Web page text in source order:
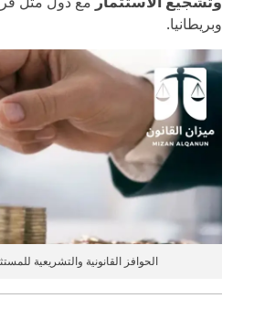
وبريطانيا.
الحوافز القانونية والتشريعية